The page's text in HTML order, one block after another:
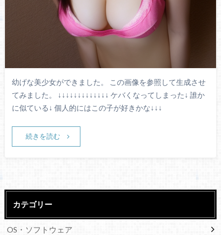
幼げな美少女ができました。 この画像を参照して生成させ
てみました。 ↓↓↓↓↓↓↓↓↓↓↓↓↓ ケバくなってしまった↓ 誰か
に似ている↓ 個人的にはこの子が好きかな↓↓↓
続きを読む
カテゴリー
OS・ソフトウェア